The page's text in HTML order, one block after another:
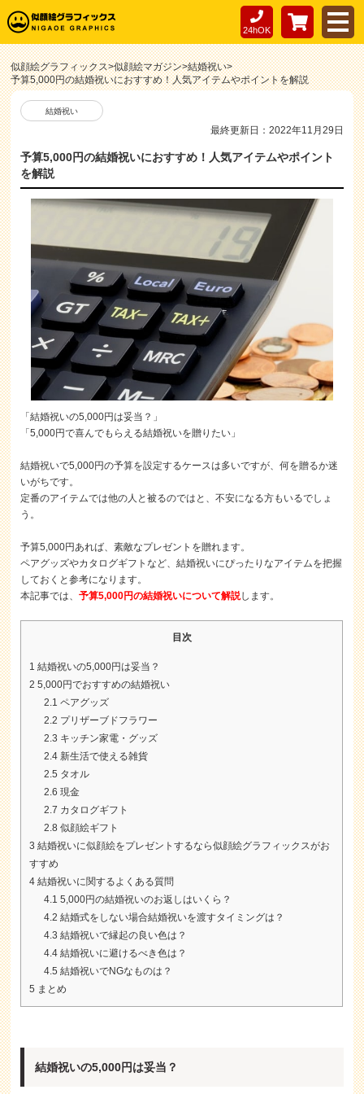
24hOK
似顔絵グラフィックス>似顔絵マガジン>結婚祝い>
予算5,000円の結婚祝いにおすすめ！人気アイテムやポイントを解説
結婚祝い
最終更新日：2022年11月29日
予算5,000円の結婚祝いにおすすめ！人気アイテムやポイント
を解説
「結婚祝いの5,000円は妥当？」
「5,000円で喜んでもらえる結婚祝いを贈りたい」
結婚祝いで5,000円の予算を設定するケースは多いですが、何を贈るか迷
いがちです。
定番のアイテムでは他の人と被るのではと、不安になる方もいるでしょ
う。
予算5,000円あれば、素敵なプレゼントを贈れます。
ペアグッズやカタログギフトなど、結婚祝いにぴったりなアイテムを把握
しておくと参考になります。
本記事では、予算5,000円の結婚祝いについて解説します。
目次
1 結婚祝いの5,000円は妥当？
2 5,000円でおすすめの結婚祝い
2.1 ペアグッズ
2.2 プリザーブドフラワー
2.3 キッチン家電・グッズ
2.4 新生活で使える雑貨
2.5 タオル
2.6 現金
2.7 カタログギフト
2.8 似顔絵ギフト
3 結婚祝いに似顔絵をプレゼントするなら似顔絵グラフィックスがお
すすめ
4 結婚祝いに関するよくある質問
4.1 5,000円の結婚祝いのお返しはいくら？
4.2 結婚式をしない場合結婚祝いを渡すタイミングは？
4.3 結婚祝いで縁起の良い色は？
4.4 結婚祝いに避けるべき色は？
4.5 結婚祝いでNGなものは？
5 まとめ
結婚祝いの5,000円は妥当？